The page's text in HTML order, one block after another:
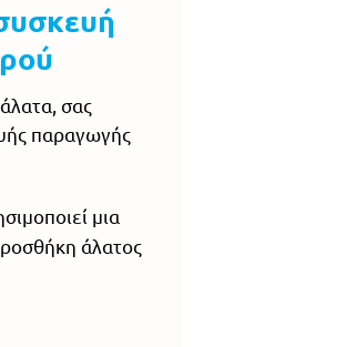
σας
παραγωγής
μια
άλατος